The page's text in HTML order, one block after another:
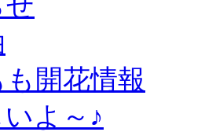
開花情報
よ～♪